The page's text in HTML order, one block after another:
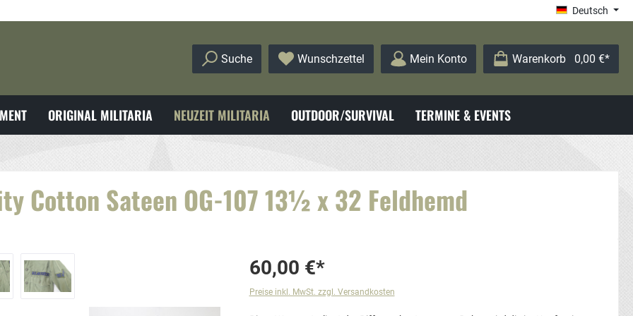
Deutsch
Suche Wunschzettel Mein Konto Warenkorb 0,00 €*
ORIGINAL MILITARIA NEUZEIT MILITARIA OUTDOOR/SURVIVAL TERMINE & EVENTS
Cotton Sateen OG-107 13½ x 32 Feldhemd
60,00 €*
Preise inkl. MwSt. zzgl. Versandkosten